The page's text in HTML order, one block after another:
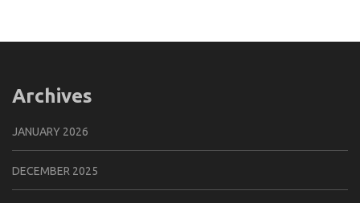
Archives
JANUARY 2026
DECEMBER 2025